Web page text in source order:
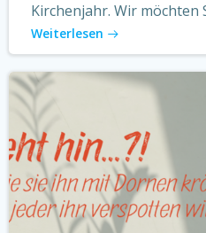
Kirchenjahr. Wir möchten
Weiterlesen